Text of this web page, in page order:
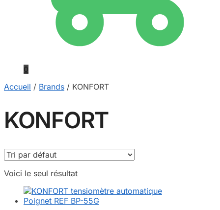
0
Accueil / Brands / KONFORT
KONFORT
Voici le seul résultat